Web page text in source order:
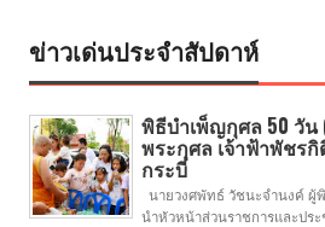
ข่าวเด่นประจำสัปดาห์
พิธีบำเพ็ญกุศล 50 วั
พระกุศล เจ้าฟ้าพัชร
กระบี่
นายวงศพัทธ์ วัชนะจำนงค์ ผู้
นำหัวหน้าส่วนราชการและปร